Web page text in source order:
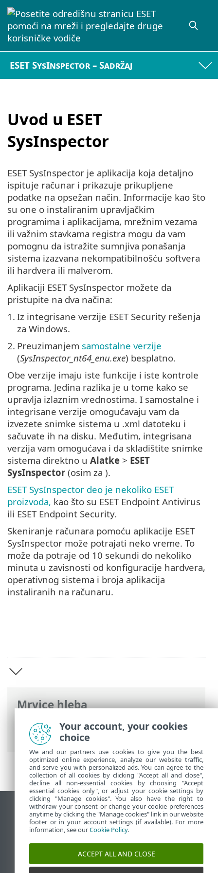
ESET SysInspector – Sadržaj
Uvod u ESET
SysInspector
Mrvice hleba
ESET pomoć na mreži>ESET SysInspector
Uvod u ESET SysInspector
ESET SysInspector je aplikacija koja detaljno
ispituje računar i prikazuje prikupljene
podatke na opsežan način. Informacije kao što
su one o instaliranim upravljačkim
programima i aplikacijama, mrežnim vezama
ili važnim stavkama registra mogu da vam
pomognu da istražite sumnjiva ponašanja
sistema izazvana nekompatibilnošću softvera
ili hardvera ili malverom.
Aplikaciji ESET SysInspector možete da
pristupite na dva načina:
1. Iz integrisane verzije ESET Security rešenja
za Windows.
2. Preuzimanjem samostalne verzije
(SysInspector_nt64_enu.exe) besplatno.
Obe verzije imaju iste funkcije i iste kontrole
programa. Jedina razlika je u tome kako se
upravlja izlaznim vrednostima. I samostalne i
integrisane verzije omogućavaju vam da
izvezete snimke sistema u .xml datoteku i
sačuvate ih na disku. Međutim, integrisana
verzija vam omogućava i da skladištite snimke
sistema direktno u Alatke > ESET
SysInspector (osim za ).
ESET SysInspector deo je nekoliko ESET
proizvoda, kao što su ESET Endpoint Antivirus
ili ESET Endpoint Security.
Skeniranje računara pomoću aplikacije ESET
SysInspector može potrajati neko vreme. To
može da potraje od 10 sekundi do nekoliko
minuta u zavisnosti od konfiguracije hardvera,
operativnog sistema i broja aplikacija
instaliranih na računaru.
Prikaži lokaciju za računare
End of Life
ESET Forum
ESET baza znanja
ESET Status Portal
Your account, your cookies
choice
We and our partners use cookies to give you the best
optimized online experience, analyze our website traffic,
and serve you with personalized ads. You can agree to the
collection of all cookies by clicking "Accept all and close",
decline all non-essential cookies by choosing "Accept
essential cookies only", or adjust your cookie settings by
clicking "Manage cookies". You also have the right to
withdraw your consent or change your cookie preferences
anytime by clicking the "Manage cookies" link in our website
footer or in your account settings (if available). For more
information, see ourCookie Policy.
ACCEPT ALL AND CLOSE